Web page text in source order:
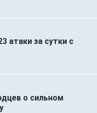
атаки за сутки с
о сильном